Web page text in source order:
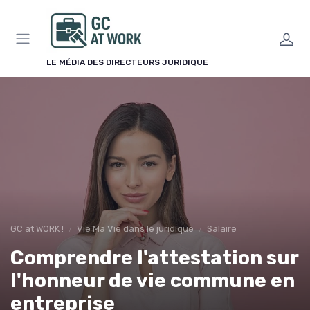
LE MÉDIA DES DIRECTEURS JURIDIQUE
GC at WORK ! Vie Ma Vie dans le juridique Salaire
Comprendre l'attestation sur
l'honneur de vie commune en
entreprise